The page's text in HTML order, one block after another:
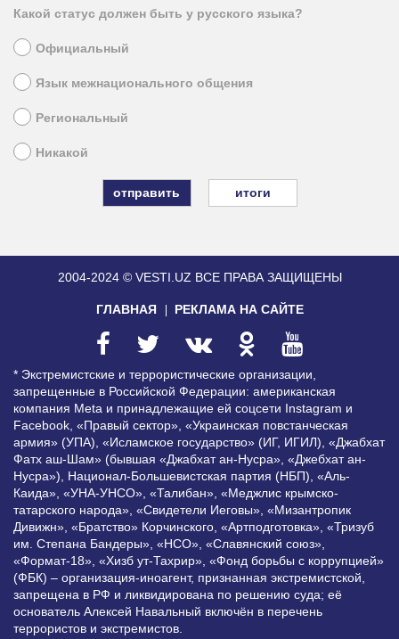
Какой статус должен быть у русского языка?
Официальный
Язык межнационального общения
Региональный
Никакой
итоги
2004-2024 © VESTI.UZ ВСЕ ПРАВА ЗАЩИЩЕНЫ
ГЛАВНАЯ РЕКЛАМА НА САЙТЕ
* Экстремистские и террористические организации,
запрещенные в Российской Федерации: американская
компания Meta и принадлежащие ей соцсети Instagram и
Facebook, «Правый сектор», «Украинская повстанческая
армия» (УПА), «Исламское государство» (ИГ, ИГИЛ), «Джабхат
Фатх аш-Шам» (бывшая «Джабхат ан-Нусра», «Джебхат ан-
Нусра»), Национал-Большевистская партия (НБП), «Аль-
Каида», «УНА-УНСО», «Талибан», «Меджлис крымско-
татарского народа», «Свидетели Иеговы», «Мизантропик
Дивижн», «Братство» Корчинского, «Артподготовка», «Тризуб
им. Степана Бандеры», «НСО», «Славянский союз»,
«Формат-18», «Хизб ут-Тахрир», «Фонд борьбы с коррупцией»
(ФБК) – организация-иноагент, признанная экстремистской,
запрещена в РФ и ликвидирована по решению суда; её
основатель Алексей Навальный включён в перечень
террористов и экстремистов.